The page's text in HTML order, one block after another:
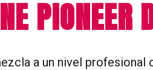
a un nivel